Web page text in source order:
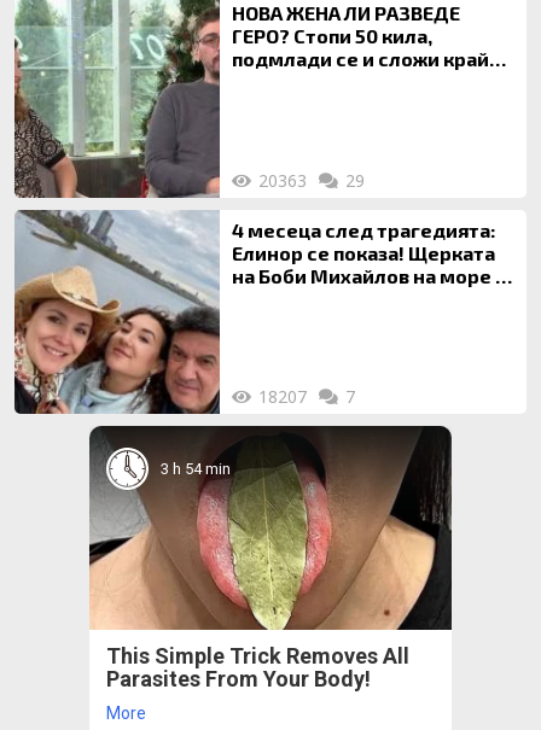
НОВА ЖЕНА ЛИ РАЗВЕДЕ
ГЕРО? Стопи 50 кила,
подмлади се и сложи край
20363 29
4 месеца след трагедията:
Елинор се показа! Щерката
на Боби Михайлов на море с
18207 7
3 h 54 min
This Simple Trick Removes All
Parasites From Your Body!
More